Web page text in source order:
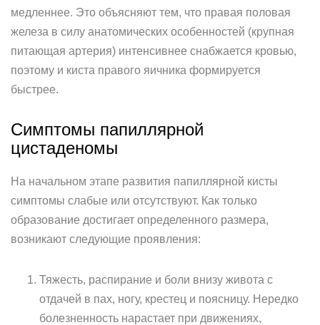
медленнее. Это объясняют тем, что правая половая
железа в силу анатомических особенностей (крупная
питающая артерия) интенсивнее снабжается кровью,
поэтому и киста правого яичника формируется
быстрее.
Симптомы папиллярной
цистаденомы
На начальном этапе развития папиллярной кисты
симптомы слабые или отсутствуют. Как только
образование достигает определенного размера,
возникают следующие проявления:
Тяжесть, распирание и боли внизу живота с
отдачей в пах, ногу, крестец и поясницу. Нередко
болезненность нарастает при движениях,